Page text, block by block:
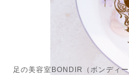
足の美容室BONDIR（ボンディ